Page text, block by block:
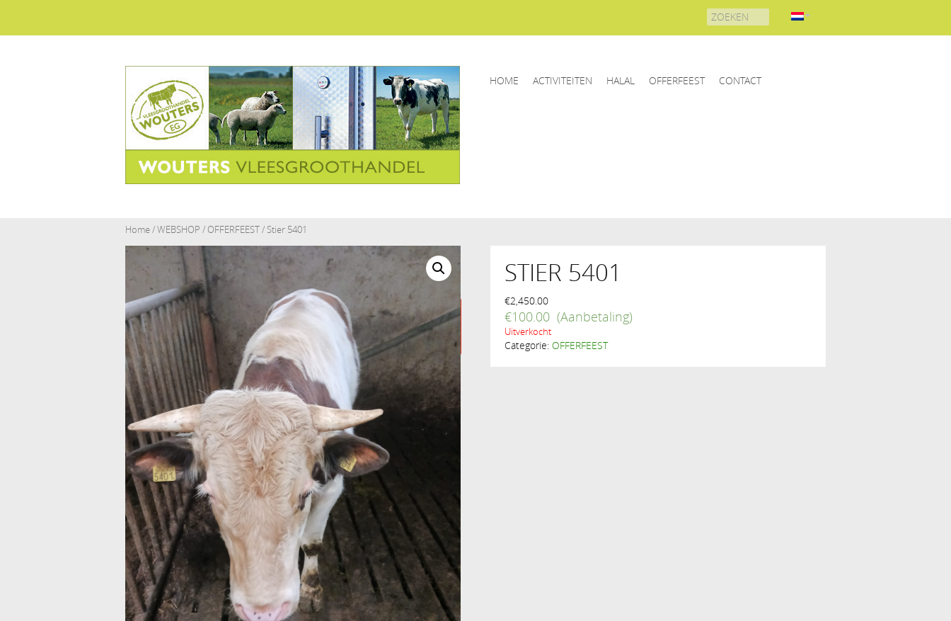
HOME ACTIVITEITEN HALAL OFFERFEEST CONTACT
Home/WEBSHOP / OFFERFEEST/ Stier 5401
STIER 5401
€2,450.00
€100.00
Uitverkocht
Categorie: OFFERFEEST